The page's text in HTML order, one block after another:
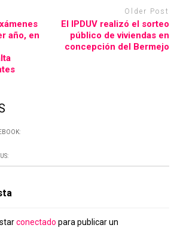
año, en
Older Post
El IPDUV realizó el sorteo
público de viviendas en
concepción del Bermejo
conectado para publicar un